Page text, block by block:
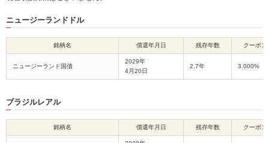
ニュージーランドドル
銘柄名 償還年月日 残存年数 クーポン
ニュージーランド国債
2029年
4月20日
2.7年 3.000%
ブラジルレアル
銘柄名 償還年月日 残存年数 クーポン